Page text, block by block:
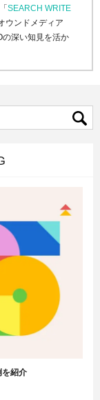
SEARCH WRITE
ウンドメディア
の深い知見を活か
を紹介